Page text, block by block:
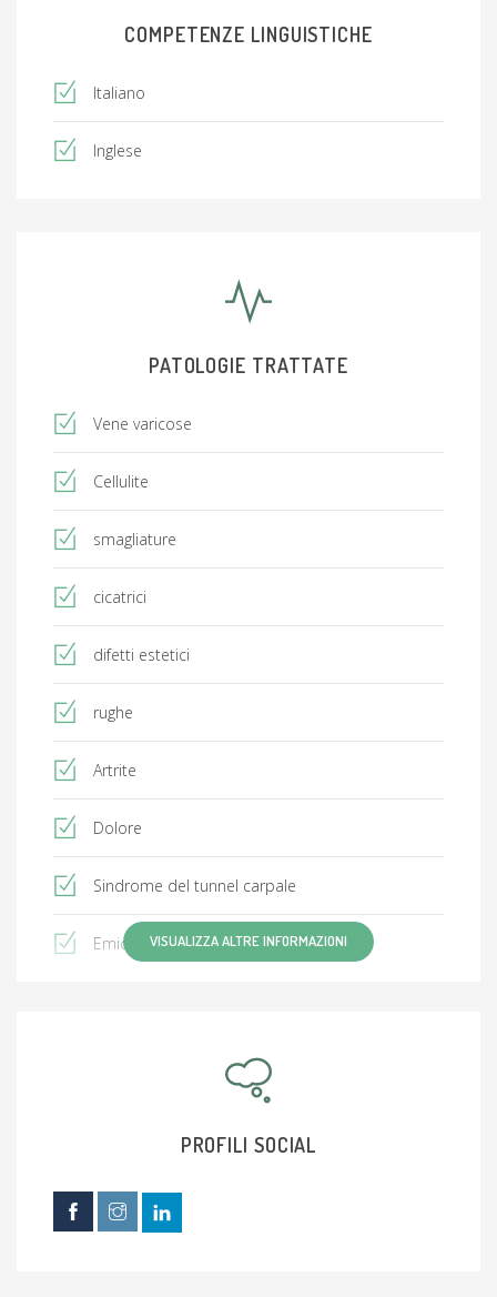
COMPETENZE LINGUISTICHE
Italiano
Inglese
PATOLOGIE TRATTATE
Vene varicose
Cellulite
smagliature
cicatrici
difetti estetici
rughe
Artrite
Dolore
Sindrome del tunnel carpale
Emicrania
Atassia-teleangectasia
Borsite
VISUALIZZA ALTRE INFORMAZIONI
PROFILI SOCIAL